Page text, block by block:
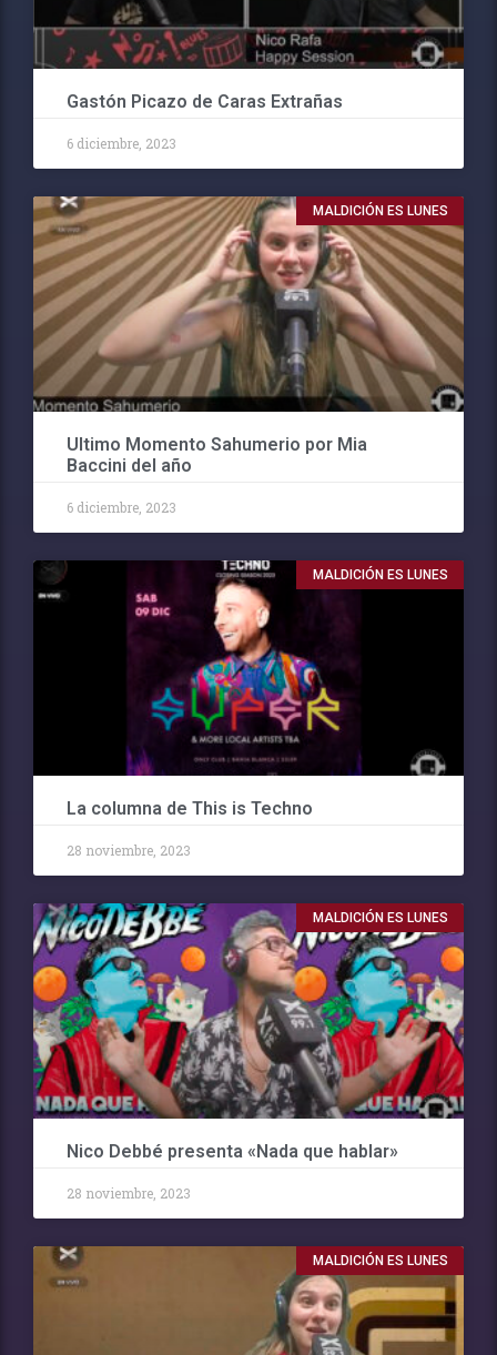
Gastón Picazo de Caras Extrañas
6 diciembre, 2023
MALDICIÓN ES LUNES
Ultimo Momento Sahumerio por Mia
Baccini del año
6 diciembre, 2023
MALDICIÓN ES LUNES
La columna de This is Techno
28 noviembre, 2023
MALDICIÓN ES LUNES
Nico Debbé presenta «Nada que hablar»
28 noviembre, 2023
MALDICIÓN ES LUNES